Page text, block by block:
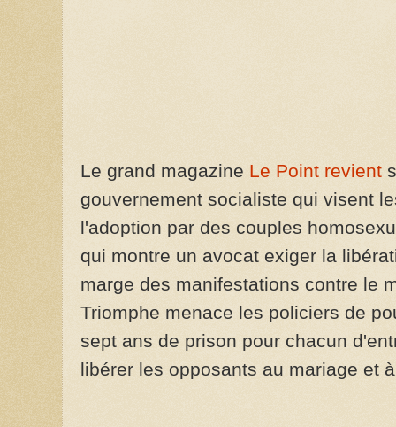
Le grand magazine Le Point revient
gouvernement socialiste qui visent
l'adoption par des couples
qui montre un avocat exiger la
marge des manifestations contre le
Triomphe menace les policiers de
sept ans de prison pour chacun
libérer les opposants au mariage et